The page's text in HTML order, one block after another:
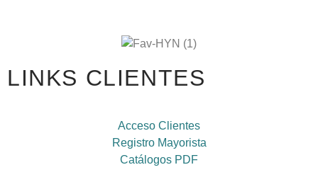
LINKS CLIENTES
Acceso Clientes
Registro Mayorista
Catálogos PDF